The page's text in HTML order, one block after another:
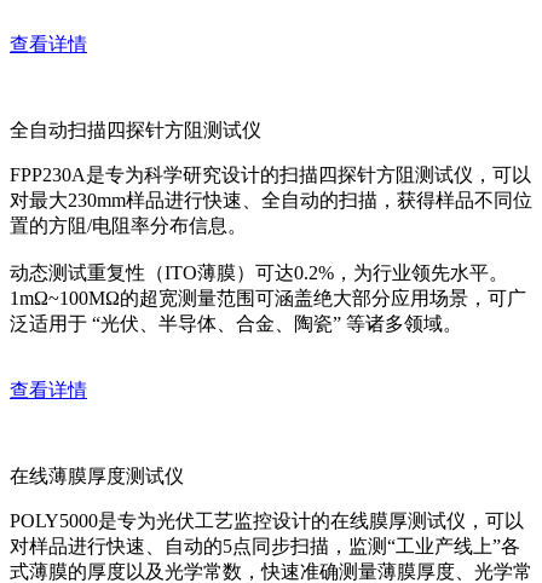
查看详情
全自动扫描四探针方阻测试仪
FPP230A是专为科学研究设计的扫描四探针方阻测试仪，可以
对最大230mm样品进行快速、全自动的扫描，获得样品不同位
置的方阻/电阻率分布信息。
动态测试重复性（ITO薄膜）可达0.2%，为行业领先水平。
1mΩ~100MΩ的超宽测量范围可涵盖绝大部分应用场景，可广
泛适用于 “光伏、半导体、合金、陶瓷” 等诸多领域。
查看详情
在线薄膜厚度测试仪
POLY5000是专为光伏工艺监控设计的在线膜厚测试仪，可以
对样品进行快速、自动的5点同步扫描，监测“工业产线上”各
式薄膜的厚度以及光学常数，快速准确测量薄膜厚度、光学常